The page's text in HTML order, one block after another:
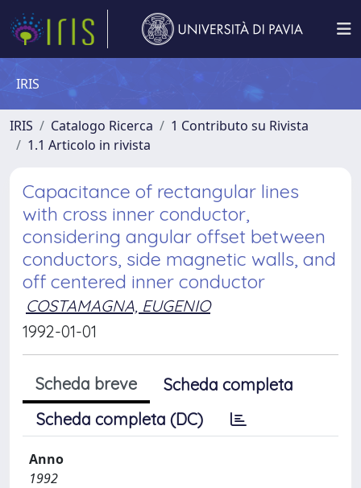
IRIS
IRIS Catalogo Ricerca
1 Contributo su Rivista
1.1 Articolo in rivista
Capacitance of rectangular lines
with cross inner conductor,
considering angular offset between
conductors, side magnetic walls, and
off centered inner conductor
COSTAMAGNA, EUGENIO
1992-01-01
Scheda breve
Scheda completa
Scheda completa (DC)
Anno
1992